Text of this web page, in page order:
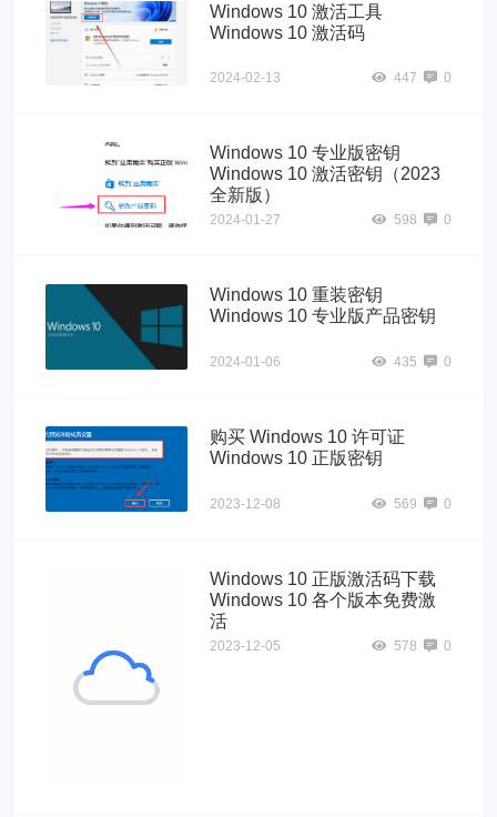
Windows 10 激活工具
Windows 10 激活码
2024-02-13 447 0
Windows 10 专业版密钥
Windows 10 激活密钥（2023
全新版）
2024-01-27 598 0
Windows 10 重装密钥
Windows 10 专业版产品密钥
2024-01-06 435 0
购买 Windows 10 许可证
Windows 10 正版密钥
2023-12-08 569 0
Windows10"
alt="Windows 10
正版激活码下载
Windows 10 正版激活码下载
Windows 10 各个版本免费激
活
2023-12-05 578 0